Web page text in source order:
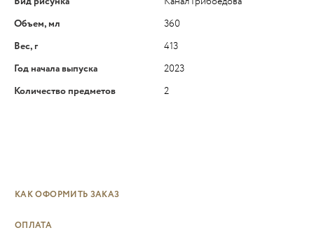
Объем, мл
360
Вес, г
413
Год начала выпуска
2023
Количество предметов
2
КАК ОФОРМИТЬ ЗАКАЗ
ОПЛАТА